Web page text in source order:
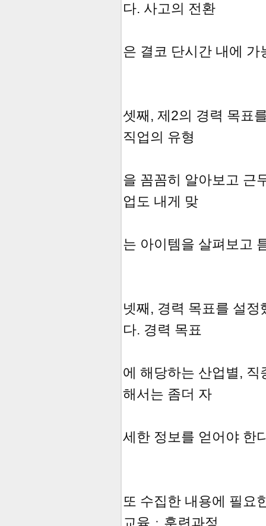
다. 사고의 전환
은 결코 단시간 내에 가
셋째, 제2의 경력 목표
직업의 유형
을 꼼꼼히 알아보고 근
업도 내게 맞
는 아이템을 살펴보고
넷째, 경력 목표를 설
다. 경력 목표
에 해당하는 산업별,
해서는 좀더 자
세한 정보를 얻어야 한
또 수집한 내용에 필요
교육ㆍ훈련과정